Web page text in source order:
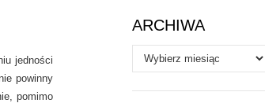
jedności
powinny
pomimo
ARCHIWA
Archiwa